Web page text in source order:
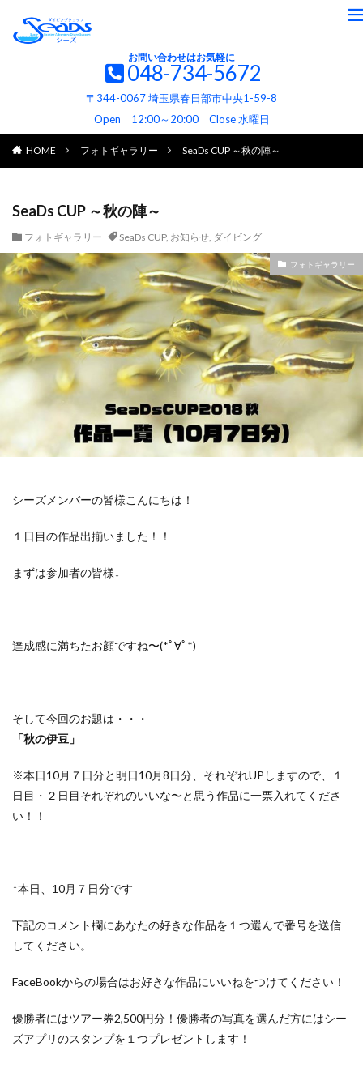
お問い合わせはお気軽に
048-734-5672
〒344-0067 埼玉県春日部市中央1-59-8
Open 12:00～20:00 Close 水曜日
HOME フォトギャラリー SeaDs CUP ～秋の陣～
SeaDs CUP ～秋の陣～
フォトギャラリー SeaDs CUP, お知らせ, ダイビング
フォトギャラリー
シーズメンバーの皆様こんにちは！
１日目の作品出揃いました！！
まずは参加者の皆様↓
達成感に満ちたお顔ですね〜(*ﾟ∀ﾟ*)
そして今回のお題は・・・
「秋の伊豆」
※本日10月７日分と明日10月8日分、それぞれUPしますので、１
日目・２日目それぞれのいいな〜と思う作品に一票入れてくださ
い！！
↑本日、10月７日分です
下記のコメント欄にあなたの好きな作品を１つ選んで番号を送信
してください。
FaceBookからの場合はお好きな作品にいいねをつけてください！
優勝者にはツアー券2,500円分！優勝者の写真を選んだ方にはシー
ズアプリのスタンプを１つプレゼントします！